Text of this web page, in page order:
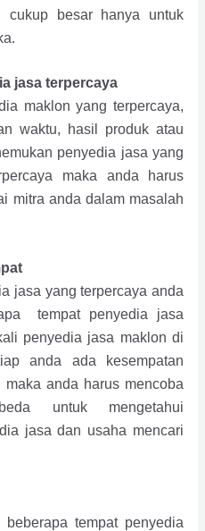
cukup besar hanya untuk
jasa terpercaya
maklon yang terpercaya,
waktu, hasil produk atau
penyedia jasa yang
maka anda harus
mitra anda dalam masalah
jasa yang terpercaya anda
tempat penyedia jasa
penyedia jasa maklon di
anda ada kesempatan
anda harus mencoba
untuk mengetahui
jasa dan usaha mencari
tempat penyedia